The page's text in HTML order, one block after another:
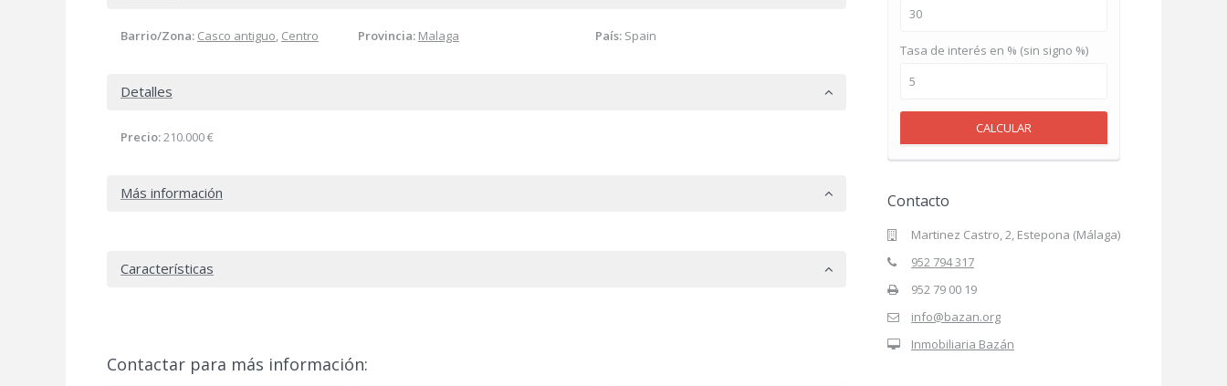
Barrio/Zona: Casco antiguo, Centro Provincia: Malaga País:Spain
Detalles
Precio:210.000 €
Más información
Características
Contactar para más información:
Tasa de interés en % (sin signo %)
CALCULAR
Contacto
Martinez Castro, 2, Estepona (Málaga)
952 794 317
952 79 00 19
info@bazan.org
Inmobiliaria Bazán